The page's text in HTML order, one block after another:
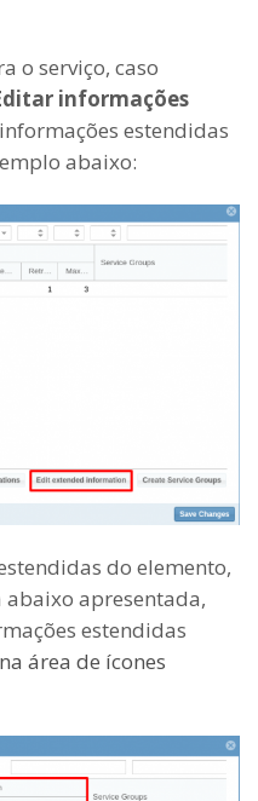
o serviço, caso
informações
estendidas
abaixo:
do elemento,
apresentada,
estendidas
área de ícones